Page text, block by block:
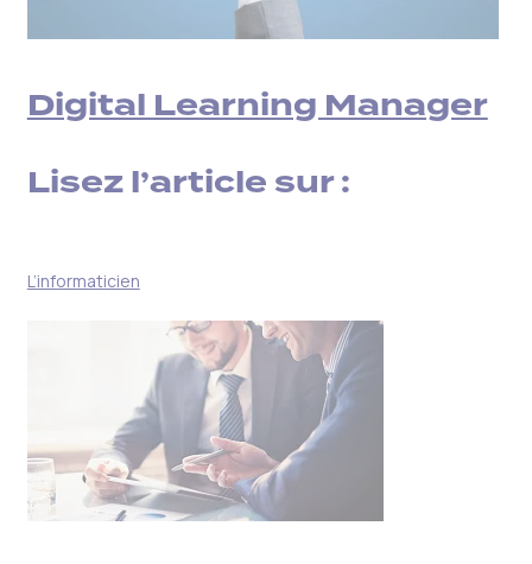
Digital Learning Manager
Lisez l’article sur :
L’informaticien